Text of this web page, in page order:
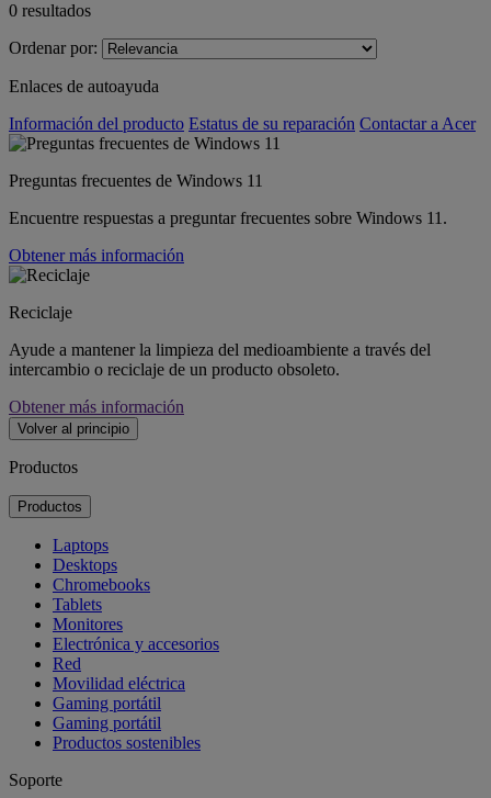
0 resultados
Ordenar por:
Enlaces de autoayuda
Información del producto Estatus de su reparación Contactar a Acer
Preguntas frecuentes de Windows 11
Encuentre respuestas a preguntar frecuentes sobre Windows 11.
Obtener más información
Reciclaje
Ayude a mantener la limpieza del medioambiente a través del
intercambio o reciclaje de un producto obsoleto.
Obtener más información
Volver al principio
Productos
Productos
Laptops
Desktops
Chromebooks
Tablets
Monitores
Electrónica y accesorios
Red
Movilidad eléctrica
Gaming portátil
Gaming portátil
Productos sostenibles
Soporte